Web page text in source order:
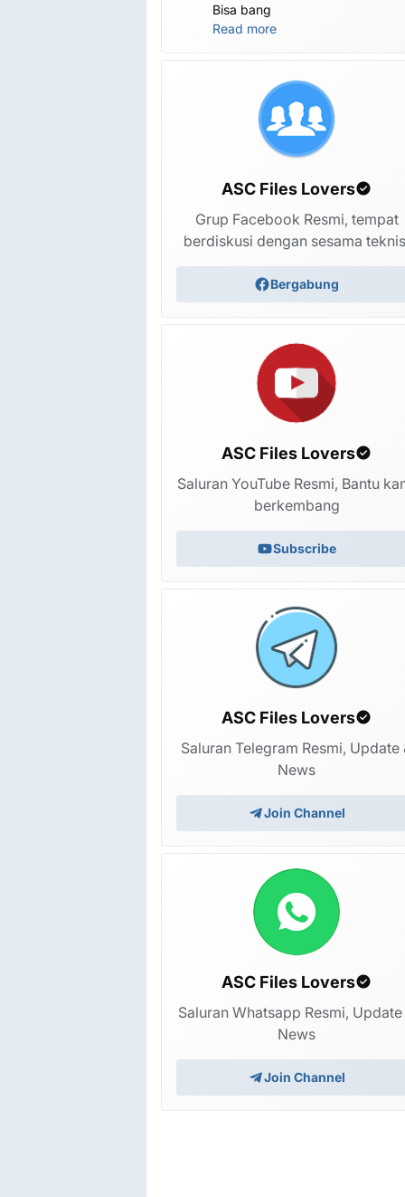
Bisa bang
Read more
ASC Files Lovers
Grup Facebook Resmi, tempat
berdiskusi dengan sesama
Bergabung
ASC Files Lovers
Saluran YouTube Resmi, Bantu
berkembang
Subscribe
ASC Files Lovers
Saluran Telegram Resmi, Update
News
Join Channel
ASC Files Lovers
Saluran Whatsapp Resmi, Update
News
Join Channel